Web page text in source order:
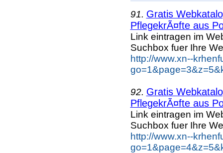
91. Gratis
PflegekrÃ¤fte aus
Link eintragen im
Suchbox fuer Ihre
http://www.xn--
92. Gratis
PflegekrÃ¤fte aus
Link eintragen im
Suchbox fuer Ihre
http://www.xn--